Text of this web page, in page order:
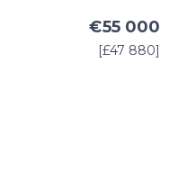
€55 000
[£47 880]